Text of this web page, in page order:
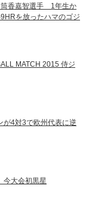
筒香嘉智選手 1年生か
を放ったハマのゴジ
MATCH 2015 侍ジ
が4対3で欧州代表に逆
今大会初黒星